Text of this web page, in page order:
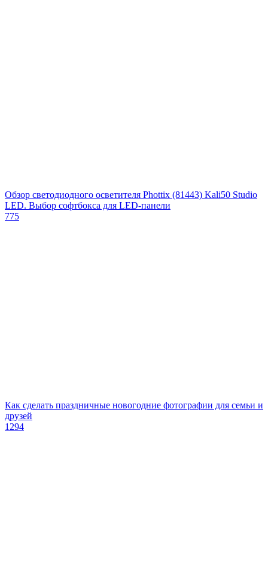
Обзор светодиодного осветителя Phottix (81443) Kali50 Studio
LED. Выбор софтбокса для LED-панели
775
Как сделать праздничные новогодние фотографии для семьи и
друзей
1294